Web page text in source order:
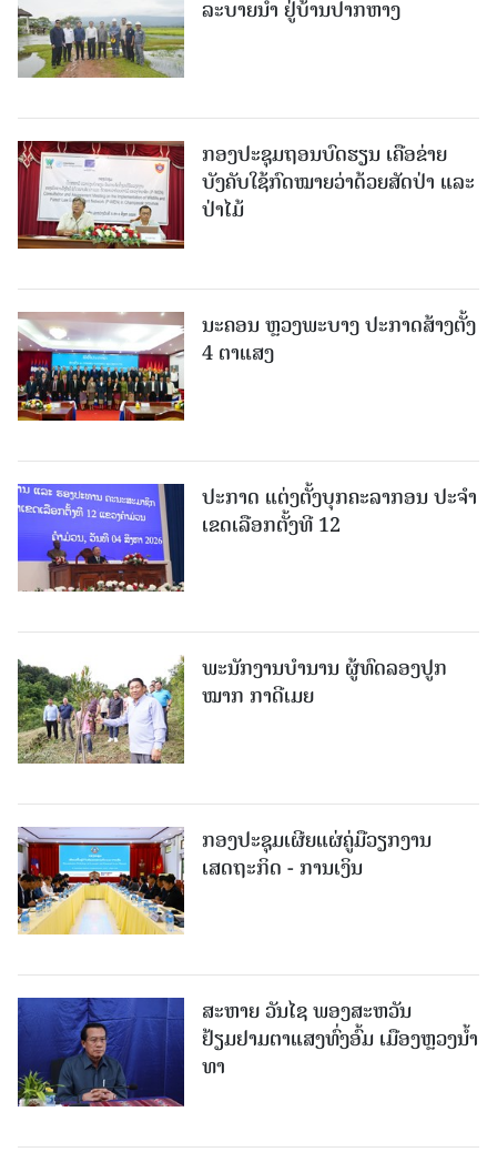
ລະບາຍນໍ້າ ຢູ່ບ້ານປາກຫາງ
ກອງປະຊຸມຖອນບົດຮຽນ ເຄືອຂ່າຍ
ບັງຄັບໃຊ້ກົດໝາຍວ່າດ້ວຍສັດປ່າ ແລະ
ປ່າໄມ້
ນະຄອນ ຫຼວງພະບາງ ປະ​ກາດ​ສ້າງ​ຕັ້ງ
4 ຕາແສງ
ປະກາດ ແຕ່ງຕັ້ງບຸກຄະລາກອນ ປະຈໍາ
ເຂດເລືອກຕັ້ງທີ 12
ພະ​ນັກ​ງານ​ບຳ​ນານ ​ຜູ້​ທົດລອງປູກ
ໝາກ ກາດີເມຍ
ກອງປະຊຸມເຜີຍແຜ່ຄູ່ມືວຽກງານ
ເສດຖະກິດ - ການເງິນ
ສະຫາຍ ວັນໄຊ ພອງສະຫວັນ
ຢ້ຽມຢາມຕາແສງທົ່ງອົ້ມ ເມືອງຫຼວງນໍ້າ
ທາ